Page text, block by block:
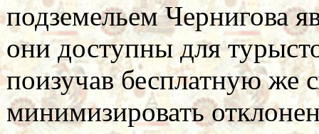
подземельем Чернигова
они доступны для
поизучав бесплатную же
минимизировать